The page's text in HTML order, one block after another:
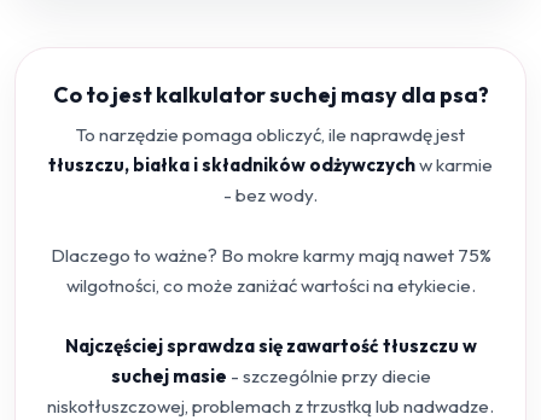
Co to jest kalkulator suchej masy dla psa?
To narzędzie pomaga obliczyć, ile naprawdę jest
tłuszczu, białka i składników odżywczychw karmie
- bez wody.
Dlaczego to ważne? Bo mokre karmy mają nawet 75%
wilgotności, co może zaniżać wartości na etykiecie.
Najczęściej sprawdza się zawartość tłuszczu w
suchej masie - szczególnie przy diecie
niskotłuszczowej, problemach z trzustką lub nadwadze.